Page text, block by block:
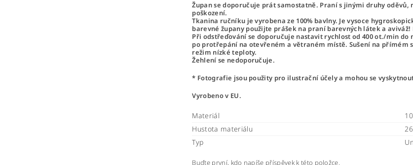
Župan se doporučuje prát samostatně. Praní s jinými druhy
poškození.
Tkanina ručníku je vyrobena ze 100% bavlny. Je vysoce
barevné župany použijte prášek na praní barevných látek a
Při odstřeďování se doporučuje nastavit rychlost od 400 ot./min
po protřepání na otevřeném a větraném místě. Sušení na
režim nízké teploty.
Žehlení se nedoporučuje.
* Fotografie jsou použity pro ilustrační účely a mohou se
Vyrobeno v EU.
Materiál
Hustota materiálu
Typ
Buďte první, kdo napíše příspěvek k této položce.